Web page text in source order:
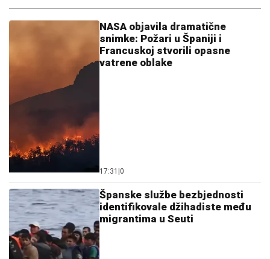
NASA objavila dramatične
snimke: Požari u Španiji i
Francuskoj stvorili opasne
vatrene oblake
17:31 |0
Španske službe bezbjednosti
identifikovale džihadiste među
migrantima u Seuti